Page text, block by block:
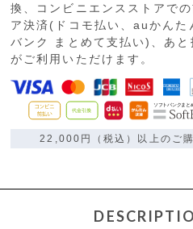
換、コンビニエンスストアで
ア決済(ドコモ払い、auかんた
バンク まとめて支払い)、あ
がご利用いただけます。
22,000円（税込）以上のご